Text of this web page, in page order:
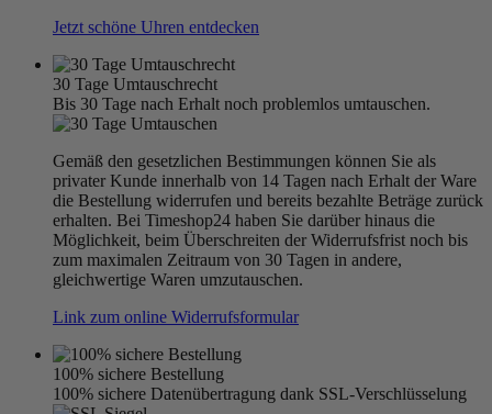
Jetzt schöne Uhren entdecken
30 Tage Umtauschrecht
Bis 30 Tage nach Erhalt noch problemlos umtauschen.
Gemäß den gesetzlichen Bestimmungen können Sie als
privater Kunde innerhalb von 14 Tagen nach Erhalt der Ware
die Bestellung widerrufen und bereits bezahlte Beträge zurück
erhalten. Bei Timeshop24 haben Sie darüber hinaus die
Möglichkeit, beim Überschreiten der Widerrufsfrist noch bis
zum maximalen Zeitraum von 30 Tagen in andere,
gleichwertige Waren umzutauschen.
Link zum online Widerrufsformular
100% sichere Bestellung
100% sichere Datenübertragung dank SSL-Verschlüsselung